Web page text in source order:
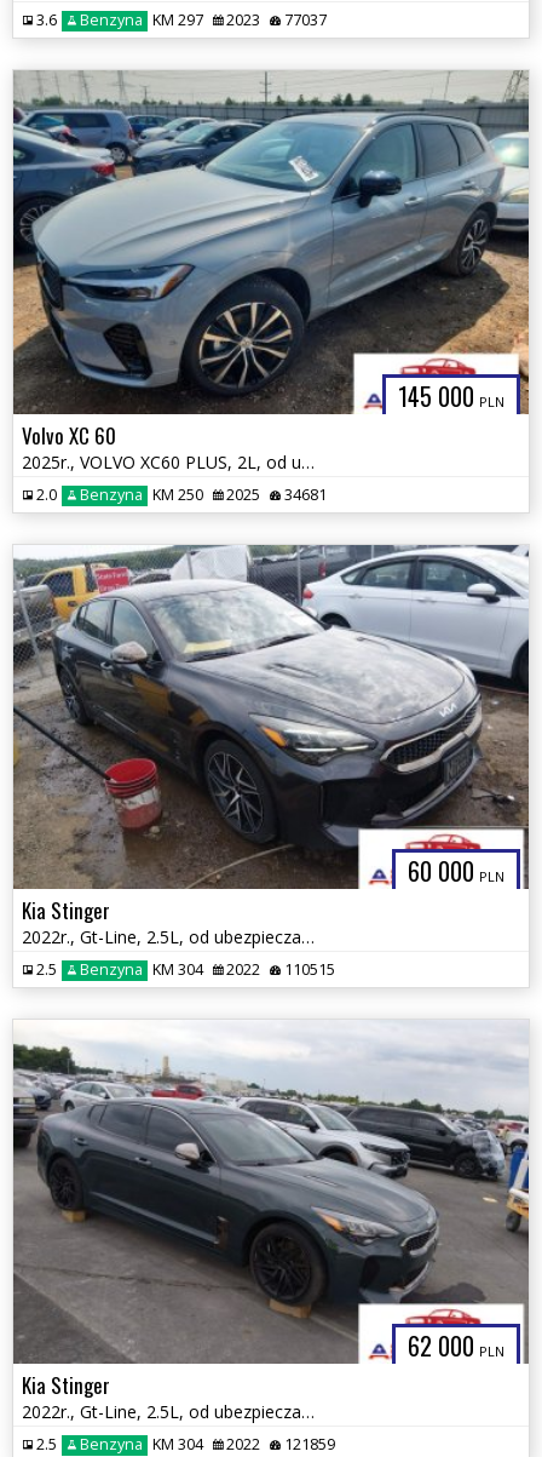
3.6 Benzyna KM 297 2023 77037
145 000 PLN
Volvo XC 60
2025r., VOLVO XC60 PLUS, 2L, od ubezpieczalni
2.0 Benzyna KM 250 2025 34681
60 000 PLN
Kia Stinger
2022r., Gt-Line, 2.5L, od ubezpieczalni
2.5 Benzyna KM 304 2022 110515
62 000 PLN
Kia Stinger
2022r., Gt-Line, 2.5L, od ubezpieczalni
2.5 Benzyna KM 304 2022 121859